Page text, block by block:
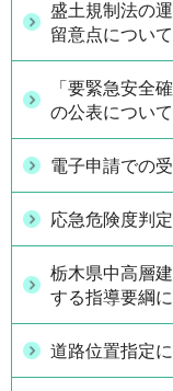
盛土規制法の
留意点について
「要緊急安全
の公表について
電子申請での
応急危険度判
栃木県中高層
する指導要綱
道路位置指定